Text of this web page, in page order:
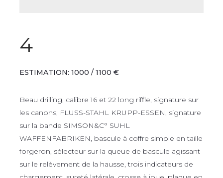
4
ESTIMATION: 1000 / 1100 €
Beau drilling, calibre 16 et 22 long riffle, signature sur
les canons, FLUSS-STAHL KRUPP-ESSEN, signature
sur la bande SIMSON&C° SUHL
WAFFENFABRIKEN, bascule à coffre simple en taille
forgeron, sélecteur sur la queue de bascule agissant
sur le relèvement de la hausse, trois indicateurs de